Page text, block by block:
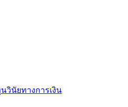
จ
นวินัยทางการเงิน